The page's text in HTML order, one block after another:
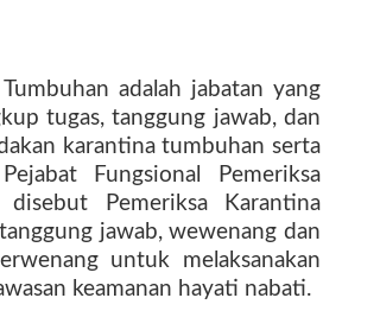
adalah jabatan yang
tugas, tanggung jawab, dan
karantina tumbuhan serta
Fungsional Pemeriksa
Pemeriksa Karantina
jawab, wewenang dan
untuk melaksanakan
keamanan hayati nabati.